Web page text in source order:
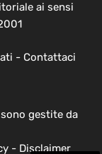
ai sensi
- Contattaci
gestite da
- Disclaimer